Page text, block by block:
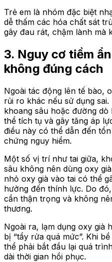
Trẻ em là nhóm đặc biệt
dễ thấm các hóa chất sát
gây đau rát, chậm lành mà
3. Nguy cơ tiềm
không đúng cách
Ngoài tác động lên tế bào,
rủi ro khác nếu sử dụng
khoang sâu hoặc đường
thể tích tụ và gây tăng áp
điều này có thể dẫn đến
chứng nguy hiểm.
Một số vị trí như tai giữa,
sâu không nên dùng oxy
nhỏ oxy già vào tai có thể
hưởng đến thính lực. Do
cần thận trọng và không
thương.
Ngoài ra, lạm dụng oxy già
bị “tẩy rửa quá mức”. Khi
thể phải bắt đầu lại quá
dài thời gian hồi phục.